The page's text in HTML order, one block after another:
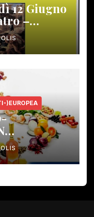
12 Giugno
–
)EUROPEA